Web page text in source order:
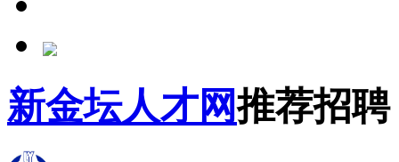
新金坛人才网推荐招聘